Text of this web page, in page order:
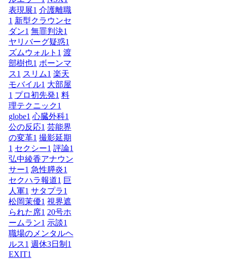
表現展1 介護離職
1 新型クラウンセ
ダン1 無罪判決1
ヤリバーグ疑惑1
ズムウォルト 1 渡
部樹也1 ボーンマ
ス1 スリム1 楽天
モバイル1 大部屋
1 プロ初先発1 料
理テクニック1
globe1 心臓外科1
公の反応1 芸能界
の変革1 撮影延期
1 セクシー1 評論1
弘中綾香アナウン
サー1 急性膵炎1
セクハラ報道1 巨
人軍1 サタプラ1
松岡茉優1 視界遮
られた席1 20号ホ
ームラン1 示談1
職場のメンタルヘ
ルス1 週休3日制 1
EXIT1